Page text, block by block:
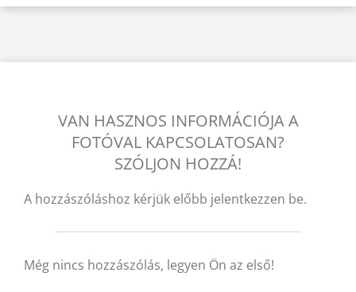
VAN HASZNOS INFORMÁCIÓJA A
FOTÓVAL KAPCSOLATOSAN?
SZÓLJON HOZZÁ!
A hozzászóláshoz kérjük előbb jelentkezzen be.
Még nincs hozzászólás, legyen Ön az első!